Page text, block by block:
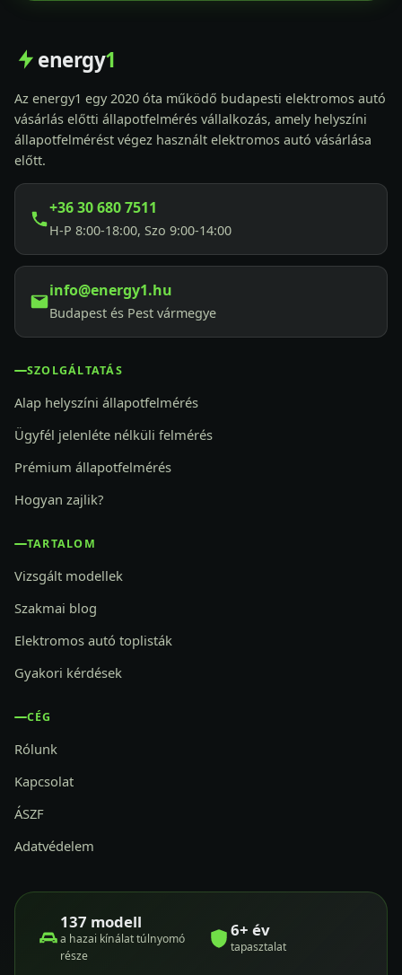
energy1
Az energy1 egy 2020 óta működő budapesti elektromos autó
vásárlás előtti állapotfelmérés vállalkozás, amely helyszíni
állapotfelmérést végez használt elektromos autó vásárlása
előtt.
+36 30 680 7511
H-P 8:00-18:00, Szo 9:00-14:00
info@energy1.hu
Budapest és Pest vármegye
SZOLGÁLTATÁS
Alap helyszíni állapotfelmérés
Ügyfél jelenléte nélküli felmérés
Prémium állapotfelmérés
Hogyan zajlik?
TARTALOM
Vizsgált modellek
Szakmai blog
Elektromos autó toplisták
Gyakori kérdések
CÉG
Rólunk
Kapcsolat
ÁSZF
Adatvédelem
137 modell
a hazai kínálat túlnyomó
része
6+ év
tapasztalat